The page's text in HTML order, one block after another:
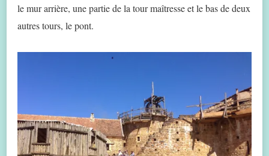
le mur arrière, une partie de la tour maîtresse et le bas de deux
autres tours, le pont.